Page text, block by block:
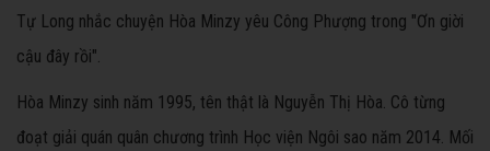
Tự Long nhắc chuyện Hòa Minzy yêu Công Phượng trong "Ơn giời
cậu đây rồi".
Hòa Minzy sinh năm 1995, tên thật là Nguyễn Thị Hòa. Cô từng
đoạt giải quán quân chương trình Học viện Ngôi sao năm 2014. Mối